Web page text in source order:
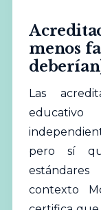
menos
Las
pero sí
contexto